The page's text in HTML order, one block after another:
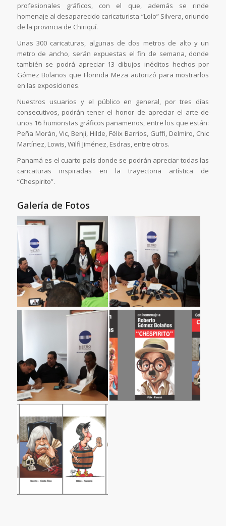
profesionales gráficos, con el que, además se rinde
homenaje al desaparecido caricaturista “Lolo” Silvera, oriundo
de la provincia de Chiriquí.
Unas 300 caricaturas, algunas de dos metros de alto y un
metro de ancho, serán expuestas el fin de semana, donde
también se podrá apreciar 13 dibujos inéditos hechos por
Gómez Bolaños que Florinda Meza autorizó para mostrarlos
en las exposiciones.
Nuestros usuarios y el público en general, por tres días
consecutivos, podrán tener el honor de apreciar el arte de
unos 16 humoristas gráficos panameños, entre los que están:
Peña Morán, Vic, Benji, Hilde, Félix Barrios, Guffi, Delmiro, Chic
Martínez, Lowis, Wilfi Jiménez, Esdras, entre otros.
Panamá es el cuarto país donde se podrán apreciar todas las
caricaturas inspiradas en la trayectoria artística de
“Chespirito”.
Galería de Fotos